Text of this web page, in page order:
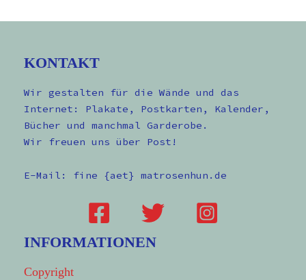
KONTAKT
Wir gestalten für die Wände und das
Internet: Plakate, Postkarten, Kalender,
Bücher und manchmal Garderobe.
Wir freuen uns über Post!
E-Mail: fine {aet} matrosenhun.de
INFORMATIONEN
Copyright